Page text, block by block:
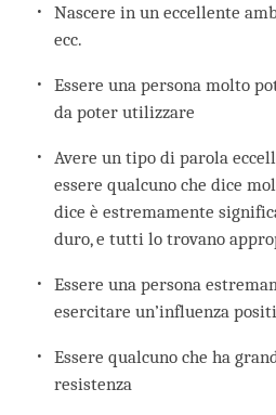
Nascere in un eccellente
ecc.
Essere una persona molto
da poter utilizzare
Avere un tipo di parola
essere qualcuno che dice
dice è estremamente
duro, e tutti lo trovano
Essere una persona
esercitare un’influenza
Essere qualcuno che ha
resistenza